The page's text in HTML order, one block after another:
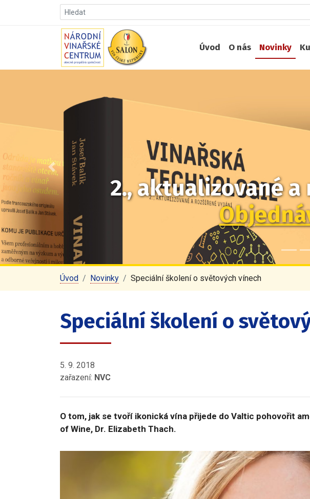
Úvod O nás Novinky
2., aktualizované
Předchozí
Úvod Novinky Speciální školení o světových vínech
Speciální školení o
5. 9. 2018
zařazení: NVC
O tom, jak se tvoří ikonická vína přijede do Valtic pohovořit
of Wine, Dr. Elizabeth Thach.